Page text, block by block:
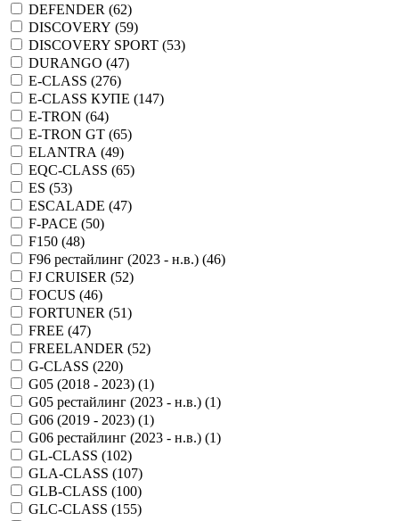
DEFENDER (62)
DISCOVERY (59)
DISCOVERY SPORT (53)
DURANGO (47)
E-CLASS (276)
E-CLASS КУПЕ (147)
E-TRON (64)
E-TRON GT (65)
ELANTRA (49)
EQC-CLASS (65)
ES (53)
ESCALADE (47)
F-PACE (50)
F150 (48)
F96 рестайлинг (2023 - н.в.) (46)
FJ CRUISER (52)
FOCUS (46)
FORTUNER (51)
FREE (47)
FREELANDER (52)
G-CLASS (220)
G05 (2018 - 2023) (1)
G05 рестайлинг (2023 - н.в.) (1)
G06 (2019 - 2023) (1)
G06 рестайлинг (2023 - н.в.) (1)
GL-CLASS (102)
GLA-CLASS (107)
GLB-CLASS (100)
GLC-CLASS (155)